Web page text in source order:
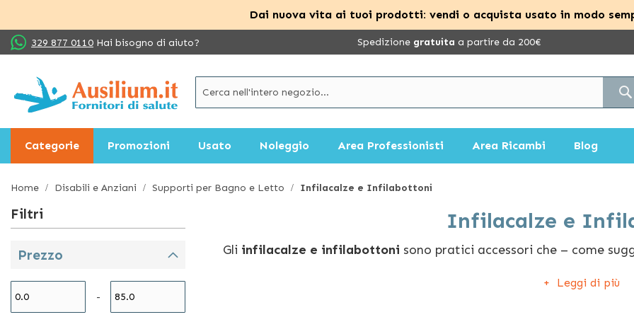
Dai nuova vita ai tuoi prodotti: vendi o acquista usato in modo
Salta
al
329 877 0110 Hai bisogno di aiuto? Spedizione gratuita a partire da 200€
Categorie Promozioni Usato Noleggio Area Professionisti Area Ricambi Blog
Home Disabili e Anziani Supporti per Bagno e Letto Infilacalze e Infilabottoni
Infilacalze e
Gli infilacalze e infilabottoni sono pratici accessori che – come
accessori ideali per quelle persone che hanno una forza ridotta
Leggi di più
Filtri
Prezzo
-